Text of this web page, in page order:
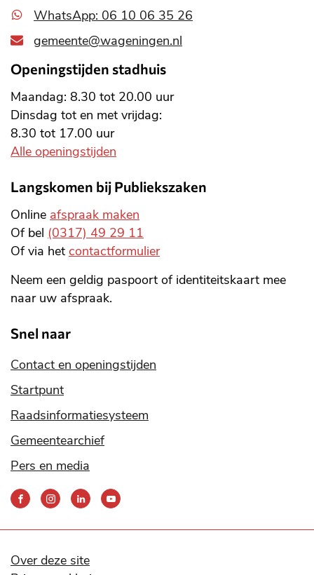
WhatsApp: 06 10 06 35 26
gemeente@wageningen.nl
Openingstijden stadhuis
Maandag: 8.30 tot 20.00 uur
Dinsdag tot en met vrijdag:
8.30 tot 17.00 uur
Alle openingstijden
Langskomen bij Publiekszaken
Online afspraak maken
Of bel (0317) 49 29 11
Of via het contactformulier
Neem een geldig paspoort of identiteitskaart mee
naar uw afspraak.
Snel naar
Contact en openingstijden
Startpunt
Raadsinformatiesysteem
Gemeentearchief
Pers en media
Bereik
ons
social
Over deze site